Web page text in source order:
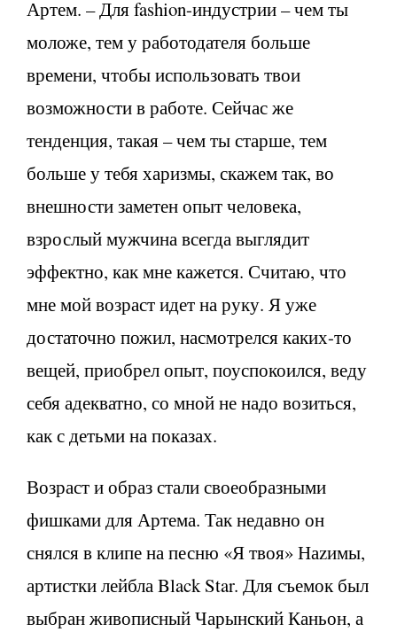
Артем. – Для fashion-индустрии – чем ты
моложе, тем у работодателя больше
времени, чтобы использовать твои
возможности в работе. Сейчас же
тенденция, такая – чем ты старше, тем
больше у тебя харизмы, скажем так, во
внешности заметен опыт человека,
взрослый мужчина всегда выглядит
эффектно, как мне кажется. Считаю, что
мне мой возраст идет на руку. Я уже
достаточно пожил, насмотрелся каких-то
вещей, приобрел опыт, поуспокоился, веду
себя адекватно, со мной не надо возиться,
как с детьми на показах.
Возраст и образ стали своеобразными
фишками для Артема. Так недавно он
снялся в клипе на песню «Я твоя» Наzимы,
артистки лейбла Black Star. Для съемок был
выбран живописный Чарынский Каньон, а